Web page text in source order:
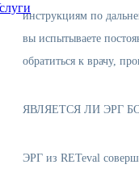
инструкциям по
вы испытываете
обратиться к врачу,
ЯВЛЯЕТСЯ ЛИ ЭРГ
ЭРГ из RETeval